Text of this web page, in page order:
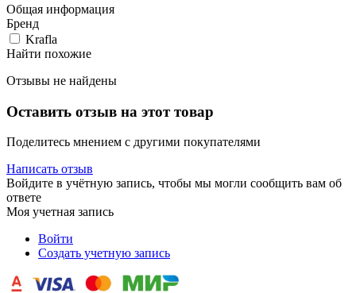
Общая информация
Бренд
Krafla
Найти похожие
Отзывы не найдены
Оставить отзыв на этот товар
Поделитесь мнением с другими покупателями
Написать отзыв
Войдите в учётную запись, чтобы мы могли сообщить вам об
ответе
Моя учетная запись
Войти
Создать учетную запись